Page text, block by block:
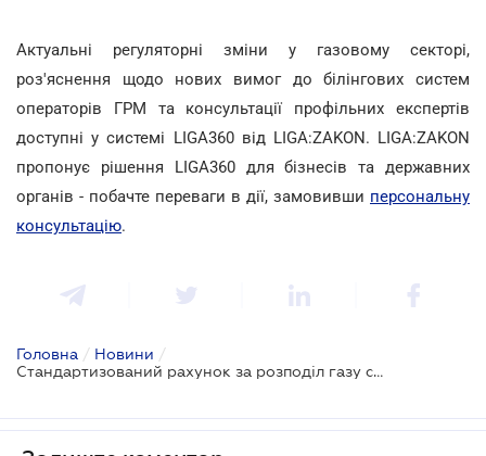
Актуальні регуляторні зміни у газовому секторі,
роз'яснення щодо нових вимог до білінгових систем
операторів ГРМ та консультації профільних експертів
доступні у системі LIGA360 від LIGA:ZAKON. LIGA:ZAKON
пропонує рішення LIGA360 для бізнесів та державних
органів - побачте переваги в дії, замовивши персональну
консультацію.
Головна / Новини /
Стандартизований рахунок за розподіл газу стане обов'язковим з жовтня 2026 року